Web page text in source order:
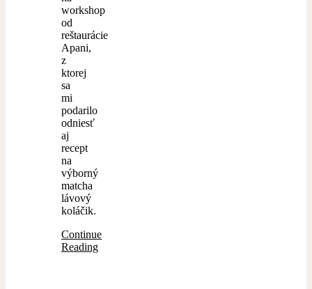
workshop
od
reštaurácie
Apani,
z
ktorej
sa
mi
podarilo
odniesť
aj
recept
na
výborný
matcha
lávový
koláčik.
Continue
Reading